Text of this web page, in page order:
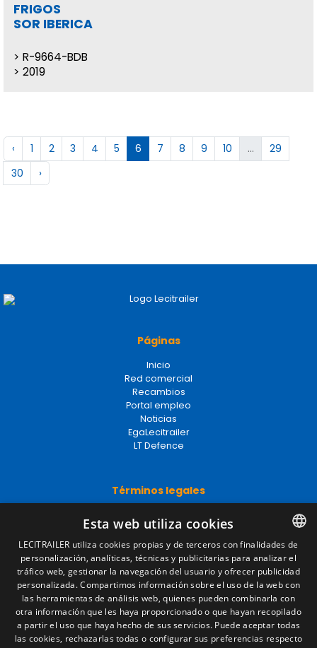
FRIGOS
SOR IBERICA
R-9664-BDB
2019
‹ 1 2 3 4 5 6 7 8 9 10 ...
29
30
›
Páginas
Inicio
Red comercial
Recambios
Portal empleo
Noticias
EgaLecitrailer
LT Defence
Términos legales
Política de privacidad
Política de cookies
Condiciones generales de venta
Gestionar cookies
Contacto
Camino de los Huertos, S/N. Apdo 100
SPANISH
ENGLISH
FRENCH
ITALIAN
Esta web utiliza cookies
LECITRAILER utiliza cookies propias y de terceros con finalidades de
personalización, analíticas, técnicas y publicitarias para analizar el
tráfico web, gestionar la navegación del usuario y ofrecer publicidad
personalizada. Compartimos información sobre el uso de la web con
las herramientas de análisis web, quienes pueden combinarla con
otra información que les haya proporcionado o que hayan recopilado
a partir el uso que haya hecho de sus servicios. Puede aceptar todas
las cookies, rechazarlas todas o configurar sus preferencias respecto